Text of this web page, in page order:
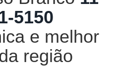
5150
e melhor
região